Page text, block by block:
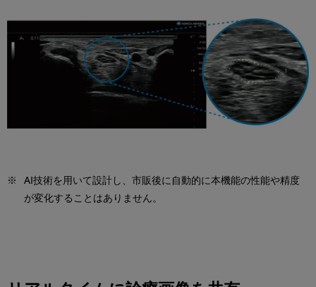
※
AI技術を⽤いて設計し、市販後に⾃動的に本機能の性能や精度
が変化することはありません。